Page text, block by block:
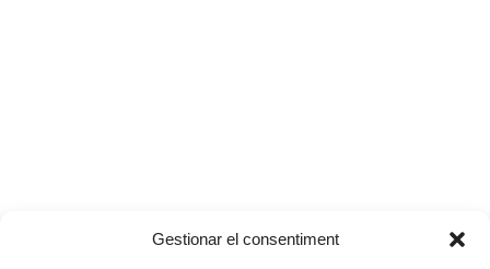
Gestionar el consentiment